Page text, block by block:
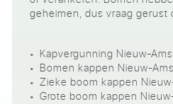
geheimen, dus vraag gerust
Kapvergunning Nieuw-
Bomen kappen Nieuw-
Zieke boom kappen
Grote boom kappen